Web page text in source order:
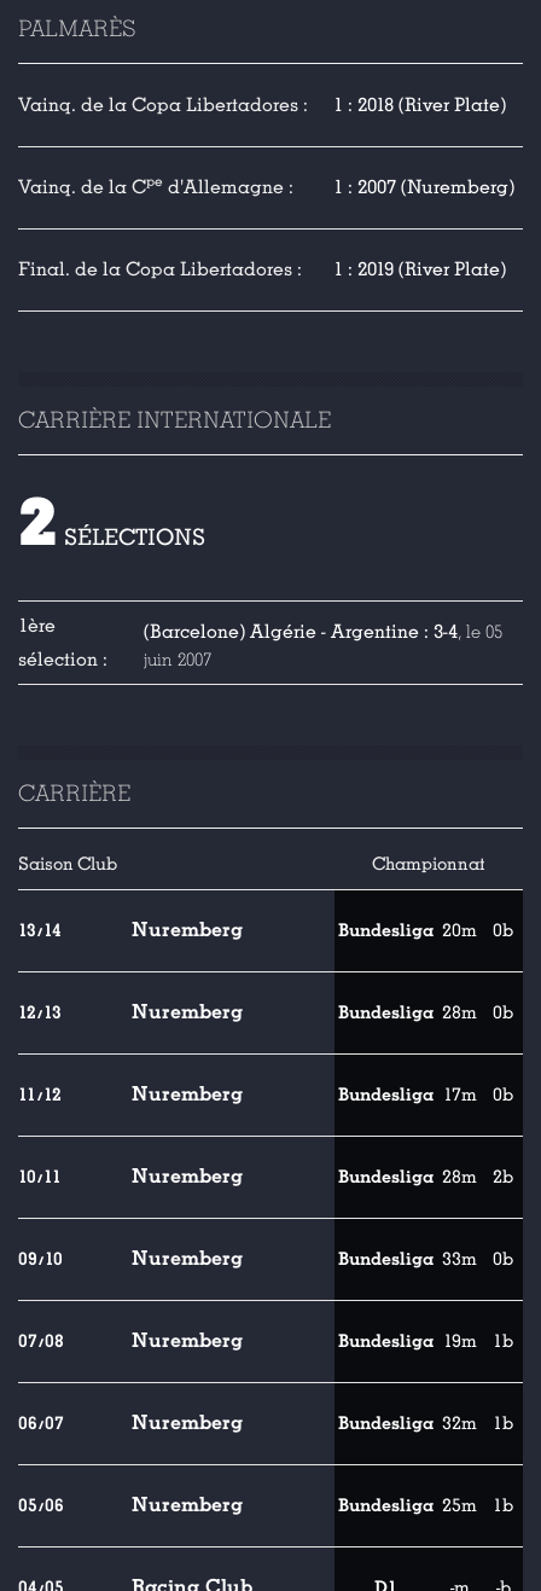
PALMARÈS
Vainq. de la Copa Libertadores : 1 : 2018 (River Plate)
Vainq. de la Cpe d'Allemagne : 1 : 2007 (Nuremberg)
Final. de la Copa Libertadores : 1 : 2019 (River Plate)
CARRIÈRE INTERNATIONALE
2 SÉLECTIONS
1ère
sélection :
(Barcelone) Algérie - Argentine : 3-4, le 05
juin 2007
CARRIÈRE
SaisonClub Championnat
13/14 Nuremberg Bundesliga 20m 0b
12/13 Nuremberg Bundesliga 28m 0b
11/12 Nuremberg Bundesliga 17m 0b
10/11 Nuremberg Bundesliga 28m 2b
09/10 Nuremberg Bundesliga 33m 0b
07/08 Nuremberg Bundesliga 19m 1b
06/07 Nuremberg Bundesliga 32m 1b
05/06 Nuremberg Bundesliga 25m 1b